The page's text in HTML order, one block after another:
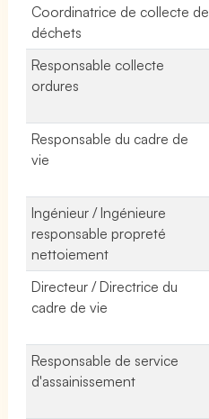
Coordinatrice de collecte de
déchets
Responsable collecte
ordures
Responsable du cadre de
vie
Ingénieur / Ingénieure
responsable propreté
nettoiement
Directeur / Directrice du
cadre de vie
Responsable de service
d'assainissement